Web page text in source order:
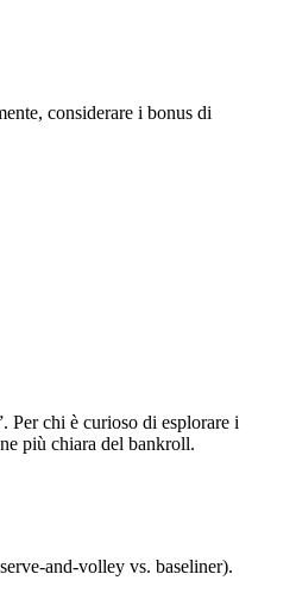
considerare i bonus di
Per chi è curioso di esplorare i
più chiara del bankroll.
vs. baseliner).